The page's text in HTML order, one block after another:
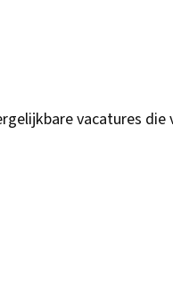
vacatures